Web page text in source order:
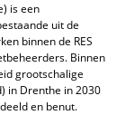
is een
uit de
binnen de RES
Binnen
grootschalige
in Drenthe in 2030
en benut.